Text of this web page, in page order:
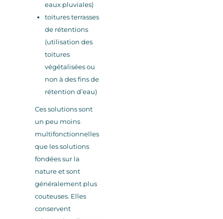
eaux pluviales)
toitures terrasses
de rétentions
(utilisation des
toitures
végétalisées ou
non à des fins de
rétention d’eau)
Ces solutions sont
un peu moins
multifonctionnelles
que les solutions
fondées sur la
nature et sont
généralement plus
couteuses. Elles
conservent